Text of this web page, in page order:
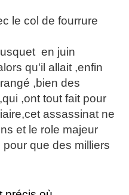
le col de fourrure
en juin
qu'il allait ,enfin
,bien des
,ont tout fait pour
assassinat ne
et le role majeur
que des milliers